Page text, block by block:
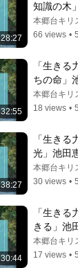
28:27
知識の木
台キリス
本郷台キリ
66 views •
32:55
「生き
ちの命」
キリスト
本郷台キリ
18 views •
38:27
「生き
光」池田
スト教会
本郷台キリ
30 views •
30:44
「生き
きる」池
リスト教
本郷台キリ
17 views •